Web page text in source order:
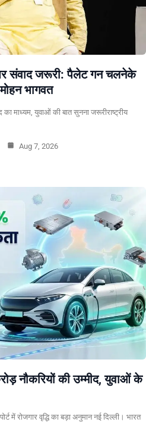
संवाद जरूरी: पैलेट गन चलनेके
भागवत
का माध्यम, युवाओं की बात सुनना जरूरीराष्ट्रीय
Aug 7, 2026
नौकरियों की उम्मीद, युवाओं के
में रोजगार वृद्धि का बड़ा अनुमान नई दिल्ली। भारत